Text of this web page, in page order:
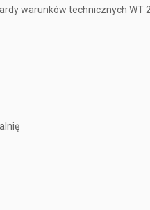
warunków technicznych WT